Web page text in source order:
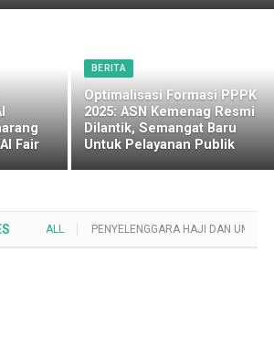
Fair
BERITA
Optimalisasi Formasi PPPK
2025: ASN Kemenag Resmi
Dilantik, Semangat Baru
Untuk Pelayanan Publik
ALL PENYELENGGARA HAJI DAN UMROH